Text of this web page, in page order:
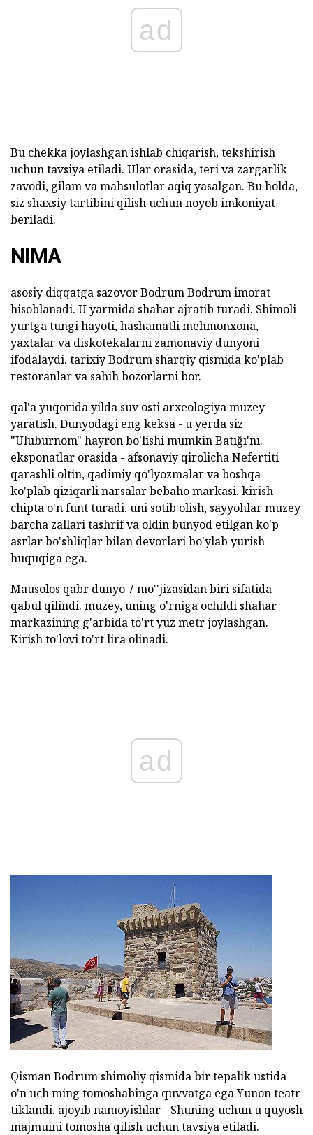
ad
Bu chekka joylashgan ishlab chiqarish, tekshirish
uchun tavsiya etiladi. Ular orasida, teri va zargarlik
zavodi, gilam va mahsulotlar aqiq yasalgan. Bu holda,
siz shaxsiy tartibini qilish uchun noyob imkoniyat
beriladi.
NIMA
asosiy diqqatga sazovor Bodrum Bodrum imorat
hisoblanadi. U yarmida shahar ajratib turadi. Shimoli-
yurtga tungi hayoti, hashamatli mehmonxona,
yaxtalar va diskotekalarni zamonaviy dunyoni
ifodalaydi. tarixiy Bodrum sharqiy qismida ko'plab
restoranlar va sahih bozorlarni bor.
qal'a yuqorida yilda suv osti arxeologiya muzey
yaratish. Dunyodagi eng keksa - u yerda siz
"Uluburnom" hayron bo'lishi mumkin Batığı'nı.
eksponatlar orasida - afsonaviy qirolicha Nefertiti
qarashli oltin, qadimiy qo'lyozmalar va boshqa
ko'plab qiziqarli narsalar bebaho markasi. kirish
chipta o'n funt turadi. uni sotib olish, sayyohlar muzey
barcha zallari tashrif va oldin bunyod etilgan ko'p
asrlar bo'shliqlar bilan devorlari bo'ylab yurish
huquqiga ega.
Mausolos qabr dunyo 7 mo''jizasidan biri sifatida
qabul qilindi. muzey, uning o'rniga ochildi shahar
markazining g'arbida to'rt yuz metr joylashgan.
Kirish to'lovi to'rt lira olinadi.
ad
Qisman Bodrum shimoliy qismida bir tepalik ustida
o'n uch ming tomoshabinga quvvatga ega Yunon teatr
tiklandi. ajoyib namoyishlar - Shuning uchun u quyosh
majmuini tomosha qilish uchun tavsiya etiladi.